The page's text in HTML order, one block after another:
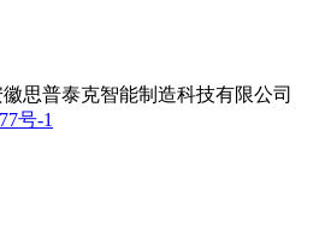
徽思普泰克智能制造科技有限公司
号-1